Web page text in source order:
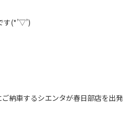
す(*’▽’)
納車するシエンタが春日部店を出発